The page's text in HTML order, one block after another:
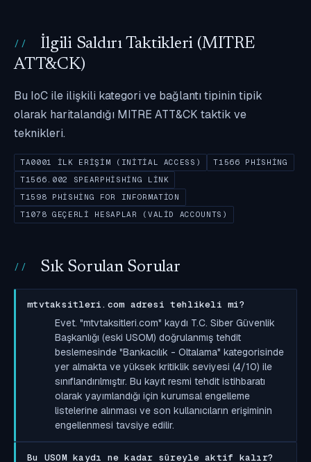
İlgili Saldırı Taktikleri (MITRE
ATT&CK)
Bu IoC ile ilişkili kategori ve bağlantı tipinin tipik
olarak haritalandığı MITRE ATT&CK taktik ve
teknikleri.
TA0001 İLK ERIŞIM (INITIAL ACCESS)
T1566 PHISHING
T1566.002 SPEARPHISHING LINK
T1598 PHISHING FOR INFORMATION
T1078 GEÇERLI HESAPLAR (VALID ACCOUNTS)
Sık Sorulan Sorular
mtvtaksitleri.com adresi tehlikeli mi?
Evet. "mtvtaksitleri.com" kaydı T.C. Siber Güvenlik
Başkanlığı (eski USOM) doğrulanmış tehdit
beslemesinde "Bankacılık - Oltalama" kategorisinde
yer almakta ve yüksek kritiklik seviyesi (4/10) ile
sınıflandırılmıştır. Bu kayıt resmi tehdit istihbaratı
olarak yayımlandığı için kurumsal engelleme
listelerine alınması ve son kullanıcıların erişiminin
engellenmesi tavsiye edilir.
Bu USOM kaydı ne kadar süreyle aktif kalır?